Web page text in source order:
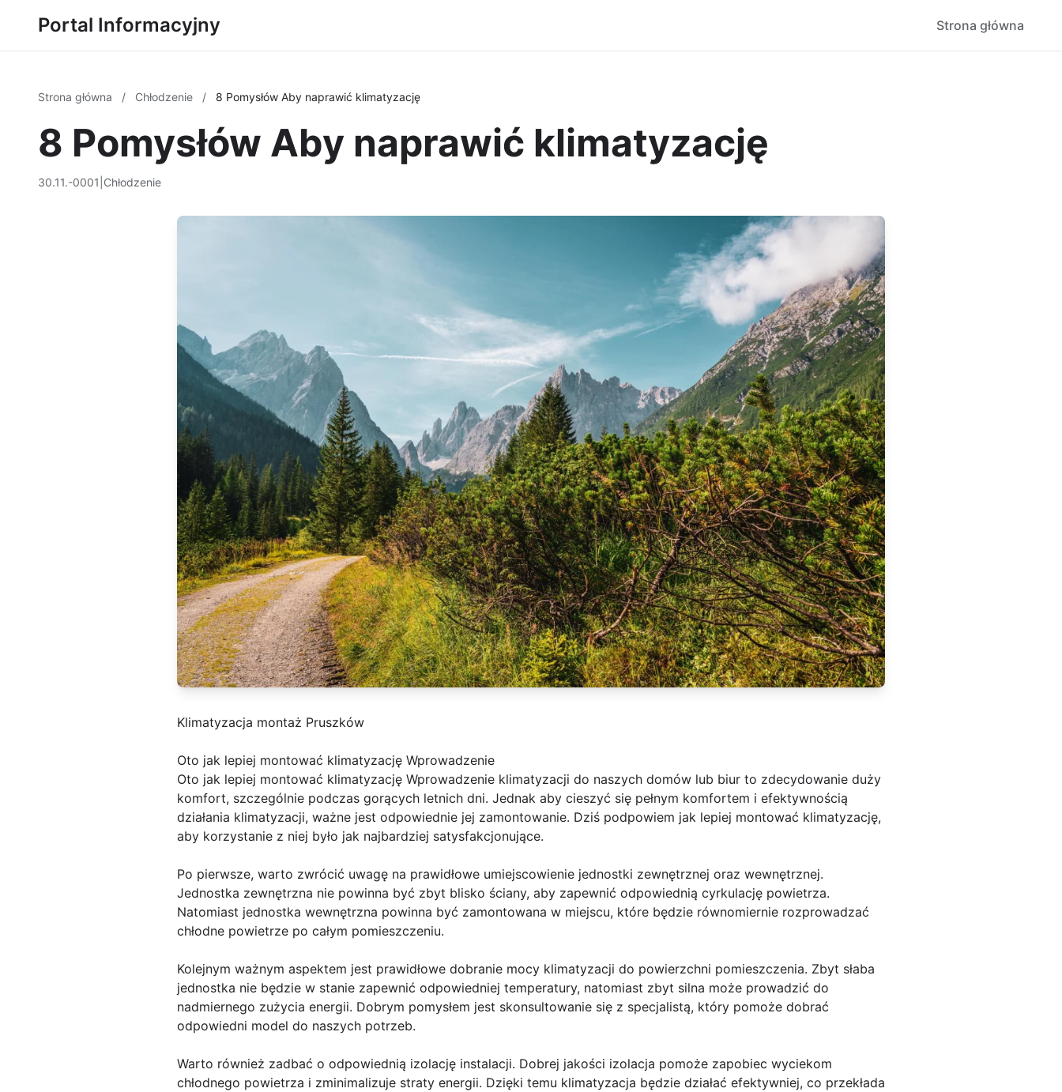
Portal Informacyjny Strona główna
Strona główna / Chłodzenie / 8 Pomysłów Aby naprawić klimatyzację
8 Pomysłów Aby naprawić klimatyzację
30.11.-0001 Chłodzenie
Klimatyzacja montaż Pruszków
Oto jak lepiej montować klimatyzację Wprowadzenie
Oto jak lepiej montować klimatyzację Wprowadzenie klimatyzacji do naszych domów lub biur to zdecydowanie duży
komfort, szczególnie podczas gorących letnich dni. Jednak aby cieszyć się pełnym komfortem i efektywnością
działania klimatyzacji, ważne jest odpowiednie jej zamontowanie. Dziś podpowiem jak lepiej montować klimatyzację,
aby korzystanie z niej było jak najbardziej satysfakcjonujące.
Po pierwsze, warto zwrócić uwagę na prawidłowe umiejscowienie jednostki zewnętrznej oraz wewnętrznej.
Jednostka zewnętrzna nie powinna być zbyt blisko ściany, aby zapewnić odpowiednią cyrkulację powietrza.
Natomiast jednostka wewnętrzna powinna być zamontowana w miejscu, które będzie równomiernie rozprowadzać
chłodne powietrze po całym pomieszczeniu.
Kolejnym ważnym aspektem jest prawidłowe dobranie mocy klimatyzacji do powierzchni pomieszczenia. Zbyt słaba
jednostka nie będzie w stanie zapewnić odpowiedniej temperatury, natomiast zbyt silna może prowadzić do
nadmiernego zużycia energii. Dobrym pomysłem jest skonsultowanie się z specjalistą, który pomoże dobrać
odpowiedni model do naszych potrzeb.
Warto również zadbać o odpowiednią izolację instalacji. Dobrej jakości izolacja pomoże zapobiec wyciekom
chłodnego powietrza i zminimalizuje straty energii. Dzięki temu klimatyzacja będzie działać efektywniej, co przekłada